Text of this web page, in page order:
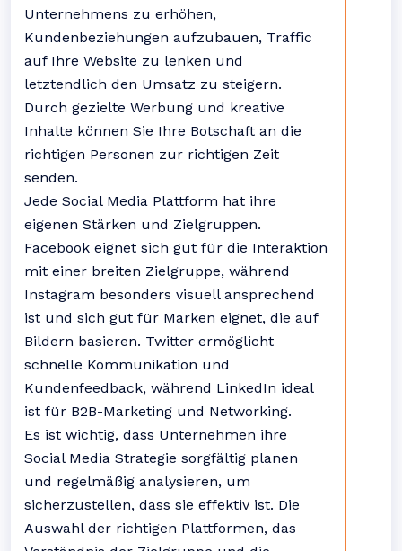
Unternehmens zu erhöhen,
Kundenbeziehungen aufzubauen, Traffic
auf Ihre Website zu lenken und
letztendlich den Umsatz zu steigern.
Durch gezielte Werbung und kreative
Inhalte können Sie Ihre Botschaft an die
richtigen Personen zur richtigen Zeit
senden.
Jede Social Media Plattform hat ihre
eigenen Stärken und Zielgruppen.
Facebook eignet sich gut für die Interaktion
mit einer breiten Zielgruppe, während
Instagram besonders visuell ansprechend
ist und sich gut für Marken eignet, die auf
Bildern basieren. Twitter ermöglicht
schnelle Kommunikation und
Kundenfeedback, während LinkedIn ideal
ist für B2B-Marketing und Networking.
Es ist wichtig, dass Unternehmen ihre
Social Media Strategie sorgfältig planen
und regelmäßig analysieren, um
sicherzustellen, dass sie effektiv ist. Die
Auswahl der richtigen Plattformen, das